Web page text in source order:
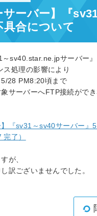
サーバー】『
具合について
～sv40.star.ne.jpサーバー
処理の影響により
5/28 PM8:20頃まで
サーバーへFTP接続がで
】『sv31～sv40サーバー
了）
が、
訳ございませんでした。